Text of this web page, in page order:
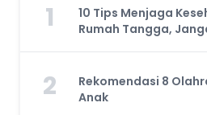
1
10 Tips Menjaga
Rumah Tangga,
2
Rekomendasi 8
Anak